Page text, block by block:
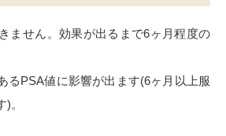
ません。効果が出るまで6ヶ月程度の
るPSA値に影響が出ます(6ヶ月以上服
。